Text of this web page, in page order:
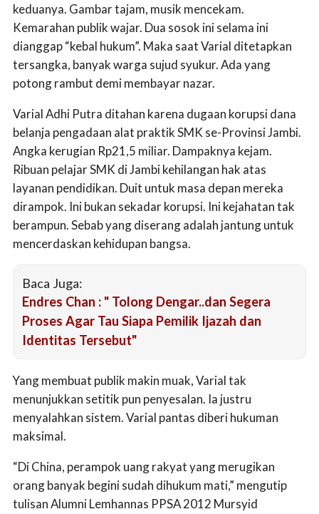
keduanya. Gambar tajam, musik mencekam.
Kemarahan publik wajar. Dua sosok ini selama ini
dianggap “kebal hukum”. Maka saat Varial ditetapkan
tersangka, banyak warga sujud syukur. Ada yang
potong rambut demi membayar nazar.
Varial Adhi Putra ditahan karena dugaan korupsi dana
belanja pengadaan alat praktik SMK se-Provinsi Jambi.
Angka kerugian Rp21,5 miliar. Dampaknya kejam.
Ribuan pelajar SMK di Jambi kehilangan hak atas
layanan pendidikan. Duit untuk masa depan mereka
dirampok. Ini bukan sekadar korupsi. Ini kejahatan tak
berampun. Sebab yang diserang adalah jantung untuk
mencerdaskan kehidupan bangsa.
Baca Juga:
Endres Chan : " Tolong Dengar..dan Segera
Proses Agar Tau Siapa Pemilik Ijazah dan
Identitas Tersebut"
Yang membuat publik makin muak, Varial tak
menunjukkan setitik pun penyesalan. Ia justru
menyalahkan sistem. Varial pantas diberi hukuman
maksimal.
“Di China, perampok uang rakyat yang merugikan
orang banyak begini sudah dihukum mati,” mengutip
tulisan Alumni Lemhannas PPSA 2012 Mursyid